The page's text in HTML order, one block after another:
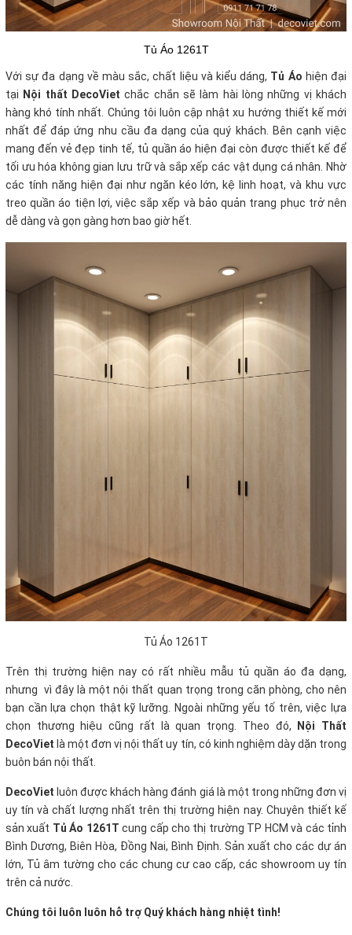
Tủ Áo 1261T
Với sự đa dạng về màu sắc, chất liệu và kiểu dáng, Tủ Áo hiện đại
tại Nội thất DecoViet chắc chắn sẽ làm hài lòng những vị khách
hàng khó tính nhất. Chúng tôi luôn cập nhật xu hướng thiết kế mới
nhất để đáp ứng nhu cầu đa dạng của quý khách. Bên cạnh việc
mang đến vẻ đẹp tinh tế, tủ quần áo hiện đại còn được thiết kế để
tối ưu hóa không gian lưu trữ và sắp xếp các vật dụng cá nhân. Nhờ
các tính năng hiện đại như ngăn kéo lớn, kệ linh hoạt, và khu vực
treo quần áo tiện lợi, việc sắp xếp và bảo quản trang phục trở nên
dễ dàng và gọn gàng hơn bao giờ hết.
Tủ Áo 1261T
Trên thị trường hiện nay có rất nhiều mẫu tủ quần áo đa dạng,
nhưng vì đây là một nội thất quan trọng trong căn phòng, cho nên
bạn cần lựa chọn thật kỹ lưỡng. Ngoài những yếu tố trên, việc lựa
chọn thương hiệu cũng rất là quan trọng. Theo đó,
Nội Thất
DecoViet là một đơn vị nội thất uy tín, có kinh nghiệm dày dặn trong
buôn bán nội thất.
DecoViet luôn được khách hàng đánh giá là một trong những đơn vị
uy tín và chất lượng nhất trên thị trường hiện nay. Chuyên thiết kế
sản xuất Tủ Áo 1261T cung cấp cho thị trường TP HCM và các tỉnh
Bình Dương, Biên Hòa, Đồng Nai, Bình Định. Sản xuất cho các dự án
lớn, Tủ âm tường cho các chung cư cao cấp, các showroom uy tín
trên cả nước.
Chúng tôi luôn luôn hỗ trợ Quý khách hàng nhiệt tình!